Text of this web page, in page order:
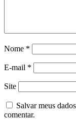
Nome *
E-mail *
Site
Salvar meus
comentar.